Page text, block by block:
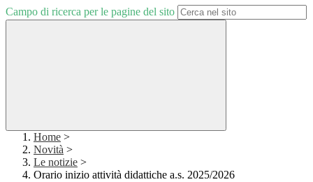
Campo di ricerca per le pagine del sito
Home >
Novità >
Le notizie >
Orario inizio attività didattiche a.s. 2025/2026